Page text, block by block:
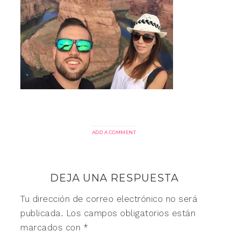
ADD A COMMENT
DEJA UNA RESPUESTA
Tu dirección de correo electrónico no será
publicada. Los campos obligatorios están
marcados con *